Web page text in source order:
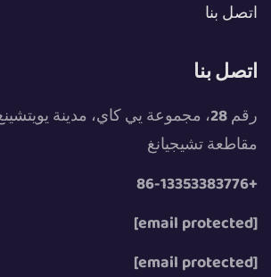
اتصل بنا
اتصل بنا
رقم 28، مجموعة يي كاي، مدينة
مقاطعة تشيجيانغ
+86-13353383776
[email protected]
[email protected]